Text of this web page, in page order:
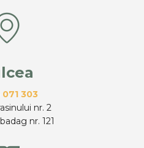
303
nr. 2
nr. 121